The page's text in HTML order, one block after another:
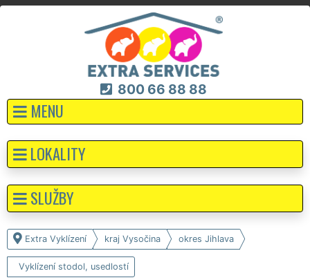
800 66 88 88
MENU
Extra Vyklízení kraj Vysočina okres Jihlava
Vyklízení stodol, usedlostí
LOKALITY
SLUŽBY